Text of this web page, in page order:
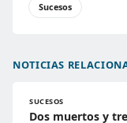
Sucesos
NOTICIAS
SUCESOS
Dos muertos y